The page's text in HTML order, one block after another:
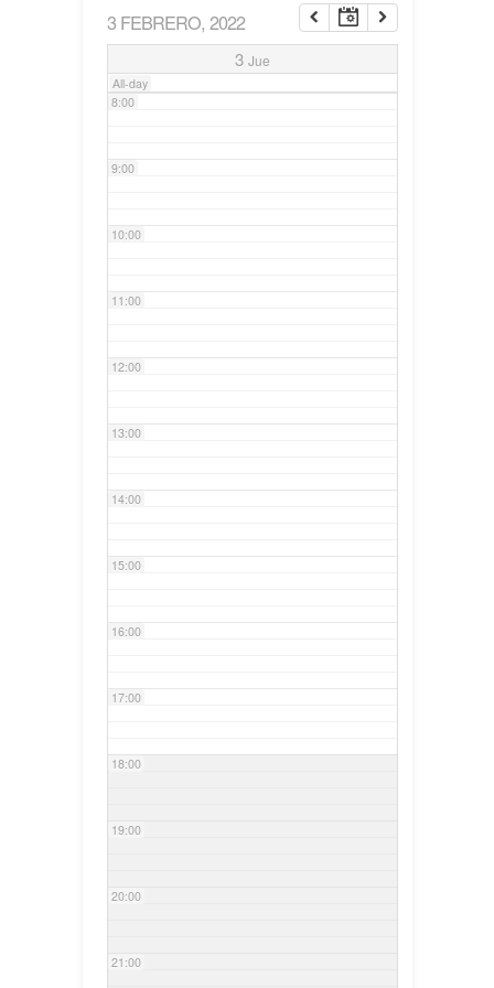
3 FEBRERO, 2022
3 Jue
All-day
7:00
8:00
9:00
10:00
11:00
12:00
13:00
14:00
15:00
16:00
17:00
18:00
19:00
20:00
21:00